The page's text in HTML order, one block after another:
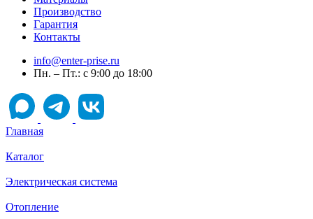
Производство
Гарантия
Контакты
info@enter-prise.ru
Пн. – Пт.: с 9:00 до 18:00
Главная
Каталог
Электрическая система
Отопление